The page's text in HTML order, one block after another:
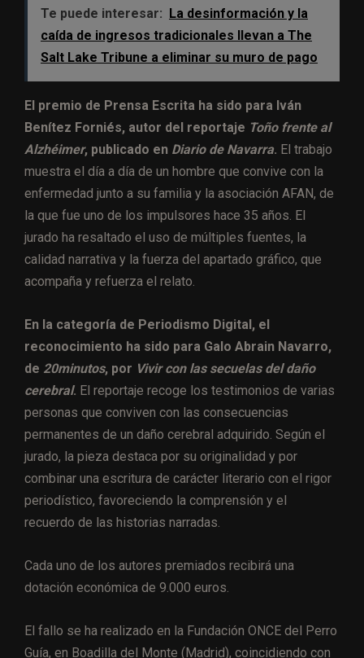
Te puede interesar: La desinformación y la
caída de ingresos tradicionales llevan a The
Salt Lake Tribune a eliminar su muro de pago
El premio de Prensa Escrita ha sido para Iván
Benítez Forniés, autor del reportaje Toño frente al
Alzhéimer, publicado en Diario de Navarra. El trabajo
muestra el día a día de un hombre que convive con la
enfermedad junto a su familia y la asociación AFAN, de
la que fue uno de los impulsores hace 35 años. El
jurado ha resaltado el uso de múltiples fuentes, la
calidad narrativa y la fuerza del apartado gráfico, que
acompaña y refuerza el relato.
En la categoría de Periodismo Digital, el
reconocimiento ha sido para Galo Abrain Navarro,
de 20minutos, por Vivir con las secuelas del daño
cerebral. El reportaje recoge los testimonios de varias
personas que conviven con las consecuencias
permanentes de un daño cerebral adquirido. Según el
jurado, la pieza destaca por su originalidad y por
combinar una escritura de carácter literario con el rigor
periodístico, favoreciendo la comprensión y el
recuerdo de las historias narradas.
Cada uno de los autores premiados recibirá una
dotación económica de 9.000 euros.
El fallo se ha realizado en la Fundación ONCE del Perro
Guía, en Boadilla del Monte (Madrid), coincidiendo con